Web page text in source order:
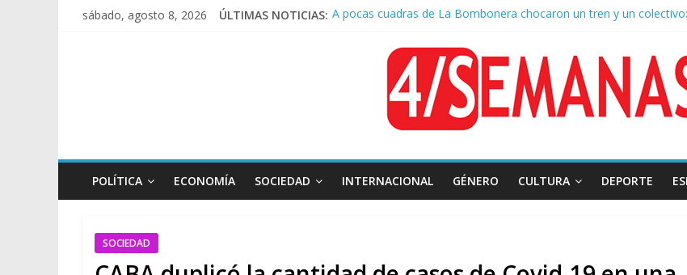
sábado, agosto 8, 2026 ÚLTIMAS NOTICIAS: A pocas cuadras de La Bombonera chocaron un tren y un
Pesar por la muerte de Leandro Rud, histórico representante y
Tras la aprobación de la ley de propiedad privada, Bullrich apuntó:
Causa AFA: el juez Amarante calificó de “ficción judicial” el traslado
POLÍTICA ECONOMÍA SOCIEDAD INTERNACIONAL GÉNERO CULTURA DEPORTE
SOCIEDAD